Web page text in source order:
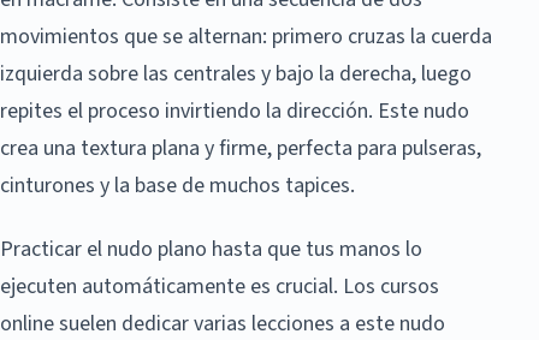
movimientos que se alternan: primero cruzas la cuerda
izquierda sobre las centrales y bajo la derecha, luego
repites el proceso invirtiendo la dirección. Este nudo
crea una textura plana y firme, perfecta para pulseras,
cinturones y la base de muchos tapices.
Practicar el nudo plano hasta que tus manos lo
ejecuten automáticamente es crucial. Los cursos
online suelen dedicar varias lecciones a este nudo